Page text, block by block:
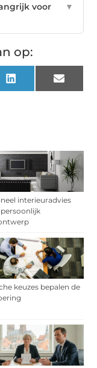
interieuradvies
keuzes bepalen de
voor
▼
op:
LinkedIn Email